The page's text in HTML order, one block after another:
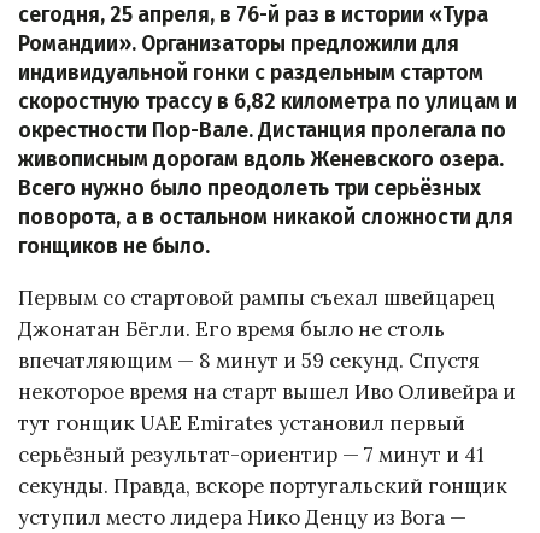
сегодня, 25 апреля, в 76-й раз в истории «Тура
Романдии». Организаторы предложили для
индивидуальной гонки с раздельным стартом
скоростную трассу в 6,82 километра по улицам и
окрестности Пор-Вале. Дистанция пролегала по
живописным дорогам вдоль Женевского озера.
Всего нужно было преодолеть три серьёзных
поворота, а в остальном никакой сложности для
гонщиков не было.
Первым со стартовой рампы съехал швейцарец
Джонатан Бёгли. Его время было не столь
впечатляющим — 8 минут и 59 секунд. Спустя
некоторое время на старт вышел Иво Оливейра и
тут гонщик UAE Emirates установил первый
серьёзный результат-ориентир — 7 минут и 41
секунды. Правда, вскоре португальский гонщик
уступил место лидера Нико Денцу из Bora —